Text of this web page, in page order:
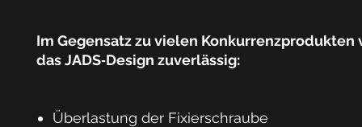
Im Gegensatz zu vielen
das JADS‑Design zuverlässig:
Überlastung der Fixierschraube